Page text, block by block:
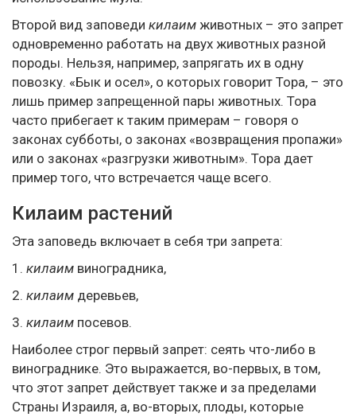
Второй вид заповеди килаим животных – это запрет
одновременно работать на двух животных разной
породы. Нельзя, например, запрягать их в одну
повозку. «Бык и осел», о которых говорит Тора, – это
лишь пример запрещенной пары животных. Тора
часто прибегает к таким примерам – говоря о
законах субботы, о законах «возвращения пропажи»
или о законах «разгрузки животным». Тора дает
пример того, что встречается чаще всего.
Килаим растений
Эта заповедь включает в себя три запрета:
1. килаим виноградника,
2. килаим деревьев,
3. килаим посевов.
Наиболее строг первый запрет: сеять что-либо в
винограднике. Это выражается, во-первых, в том,
что этот запрет действует также и за пределами
Страны Израиля, а, во-вторых, плоды, которые